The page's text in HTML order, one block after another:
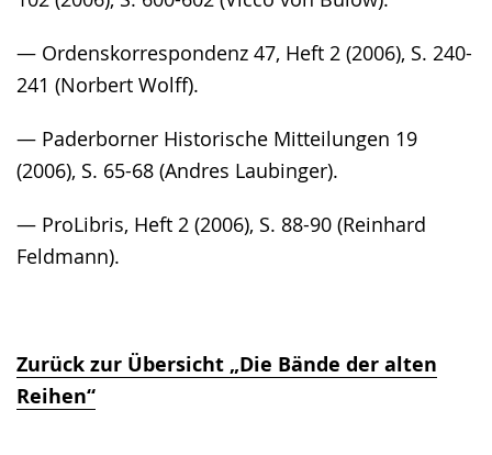
— Ordenskorrespondenz 47, Heft 2 (2006), S. 240-
241 (Norbert Wolff).
— Paderborner Historische Mitteilungen 19
(2006), S. 65-68 (Andres Laubinger).
— ProLibris, Heft 2 (2006), S. 88-90 (Reinhard
Feldmann).
Zurück zur Übersicht „Die Bände der alten
Reihen“